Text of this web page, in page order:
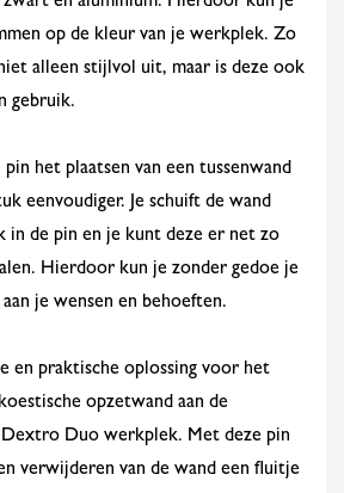
op de kleur van je werkplek. Zo
alleen stijlvol uit, maar is deze ook
gebruik.
het plaatsen van een tussenwand
eenvoudiger. Je schuift de wand
in de pin en je kunt deze er net zo
Hierdoor kun je zonder gedoe je
je wensen en behoeften.
en praktische oplossing voor het
opzetwand aan de
Dextro Duo werkplek. Met deze pin
verwijderen van de wand een fluitje